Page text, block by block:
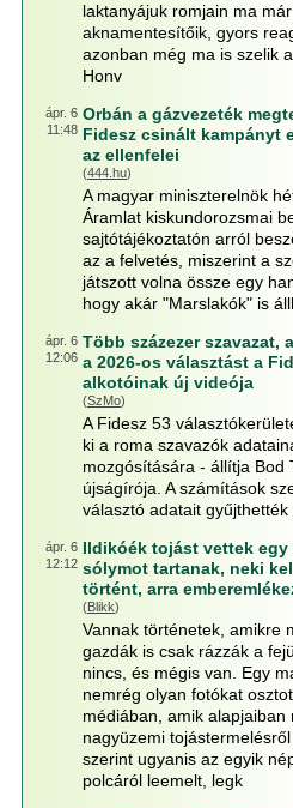
laktanyájuk romjain ma
aknamentesítőik, gyors
azonban még ma is szelik
Honv
ápr. 6
11:48
Orbán a gázvezeték
Fidesz csinált kampányt
az ellenfelei
(444.hu)
A magyar miniszterelnök
Áramlat kiskundorozsmai
sajtótájékoztatón arról
az a felvetés, miszerint a
játszott volna össze egy
hogy akár "Marslakók" is
ápr. 6
12:06
Több százezer szavazat,
a 2026-os választást a
alkotóinak új videója
(SzMo)
A Fidesz 53
ki a roma szavazók
mozgósítására - állítja Bod
újságírója. A számítások
választó adatait gyűjthették
ápr. 6
12:12
Ildikóék tojást vettek
sólymot tartanak, neki
történt, arra
(Blikk)
Vannak történetek, amikre
gazdák is csak rázzák a
nincs, és mégis van. Egy
nemrég olyan fotókat
médiában, amik alapjaiban
nagyüzemi
szerint ugyanis az egyik
polcáról leemelt, legk